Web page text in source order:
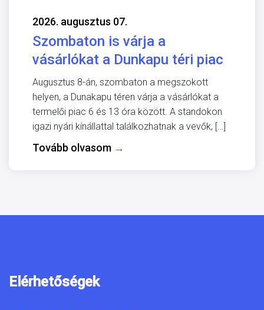
2026. augusztus 07.
Szombaton is várja a
vásárlókat a Dunkapu téri piac
Augusztus 8-án, szombaton a megszokott
helyen, a Dunakapu téren várja a vásárlókat a
termelői piac 6 és 13 óra között. A standokon
igazi nyári kínállattal találkozhatnak a vevők, […]
Tovább olvasom →
Elérhetőségek